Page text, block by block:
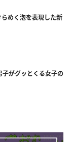
めく泡を表現した新
がグッとくる女子の